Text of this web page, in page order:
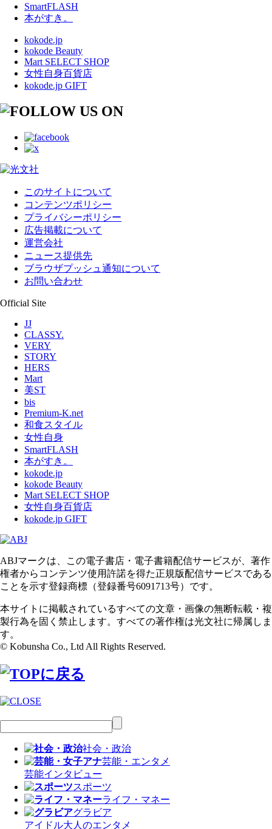
SmartFLASH
本がすき。
kokode.jp
kokode Beauty
Mart SELECT SHOP
女性自身百貨店
kokode.jp GIFT
このサイトについて
コンテンツポリシー
プライバシーポリシー
広告掲載について
運営会社
ニュース提供先
ブラウザプッシュ通知について
お問い合わせ
Official Site
JJ
CLASSY.
VERY
STORY
HERS
Mart
美ST
bis
Premium-K.net
和食スタイル
女性自身
SmartFLASH
本がすき。
kokode.jp
kokode Beauty
Mart SELECT SHOP
女性自身百貨店
kokode.jp GIFT
ABJマークは、この電子書店・電子書籍配信サービスが、著作
権者からコンテンツ使用許諾を得た正規版配信サービスである
ことを示す登録商標（登録番号6091713号）です。
本サイトに掲載されているすべての文章・画像の無断転載・複
製行為を固く禁止します。すべての著作権は光文社に帰属しま
す。
© Kobunsha Co., Ltd All Rights Reserved.
社会・政治
芸能・エンタメ
芸能インタビュー
スポーツ
ライフ・マネー
グラビア
アイドル大人のエンタメ